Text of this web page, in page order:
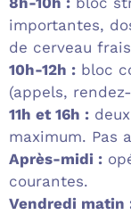
importantes,
de cerveau
10h-12h : bloc
(appels,
11h et 16h :
maximum. Pas
Après-midi :
courantes.
Vendredi matin